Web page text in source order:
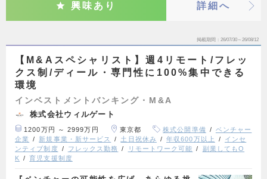
興味あり 詳細へ
掲載期間 26/07/30～26/08/12
【M&Aスペシャリスト】週4リモート/フレッ
クス制/ディール・専門性に100%集中できる
環境
インベストメントバンキング・M&A
株式会社ウィルゲート
1200万円 ～ 2999万円 東京都 株式公開準備
ベンチャー
企業
新規事業・新サービス 土日祝休み 年収600万以上
インセ
ンティブ制度
フレックス勤務 リモートワーク可能
副業してもO
K
育児支援制度